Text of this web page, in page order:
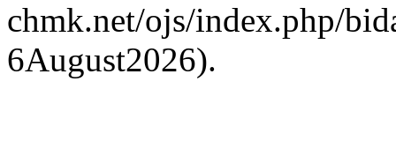
chmk.net/ojs/index.php/
6August2026).